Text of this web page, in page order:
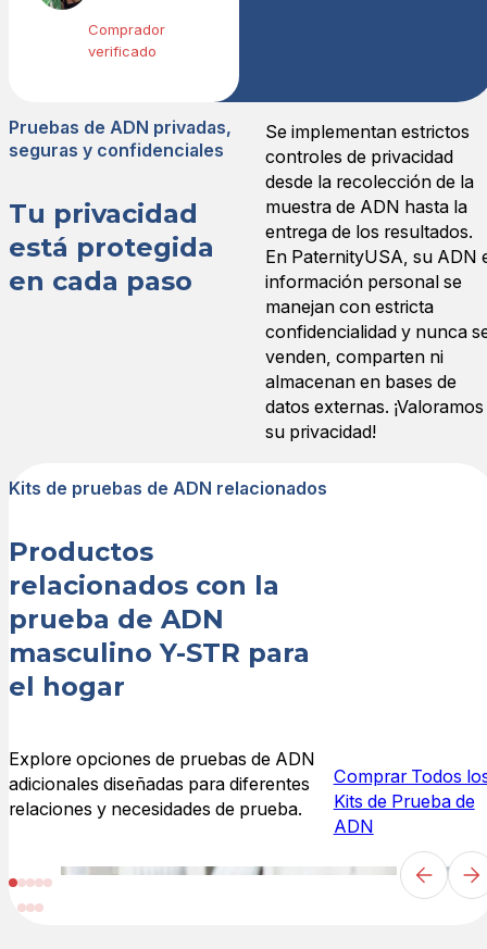
Comprador
verificado
Muy satisfecho
Muy satisfecho con la
Dom Jul 02 2023
Prueba de ADN Masculino
Andrea G.
Calificación: 5/5
¡Extremadamente feliz!
¡Muy complacido! Desde
vie 12 ago 2022 08:18:00
Prueba de ADN Masculino
Royce F.
Calificación: 5/5
El examen fue
La prueba fue justo lo que
Samantha S.
Mi esposo y su hermano
Mar Jun 07 2022
Pruebas de ADN privadas,
seguras y confidenciales
Tu privacidad
está protegida
en cada paso
Se implementan estrictos
controles de privacidad
desde la recolección de la
muestra de ADN hasta la
entrega de los resultados.
En PaternityUSA, su ADN
información personal se
manejan con estricta
confidencialidad y nunca
venden, comparten ni
almacenan en bases de
datos externas. ¡Valoramos
su privacidad!
Kits de pruebas de ADN relacionados
Productos
relacionados con la
prueba de ADN
masculino Y-STR para
el hogar
Explore opciones de pruebas de ADN
adicionales diseñadas para diferentes
relaciones y necesidades de prueba.
Comprar Todos
Kits de Prueba de
ADN